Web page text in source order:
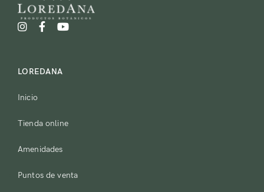
LOREDANA
Inicio
Tienda online
Amenidades
Puntos de venta